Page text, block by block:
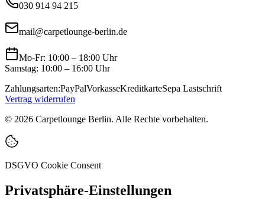
030 914 94 215
mail@carpetlounge-berlin.de
Mo-Fr: 10:00 – 18:00 Uhr
Samstag: 10:00 – 16:00 Uhr
Zahlungsarten:PayPalVorkasseKreditkarteSepa Lastschrift
Vertrag widerrufen
© 2026 Carpetlounge Berlin. Alle Rechte vorbehalten.
DSGVO Cookie Consent
Privatsphäre-Einstellungen